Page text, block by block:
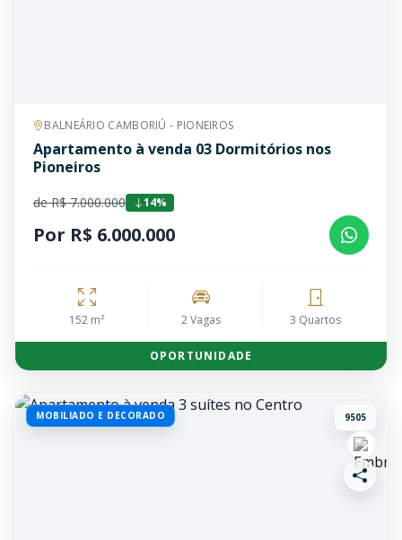
BALNEÁRIO CAMBORIÚ - PIONEIROS
Apartamento à venda 03 Dormitórios nos
Pioneiros
de R$ 7.000.000 14%
Por R$ 6.000.000
152 m² 2 Vagas 3 Quartos
OPORTUNIDADE
MOBILIADO E DECORADO 9505